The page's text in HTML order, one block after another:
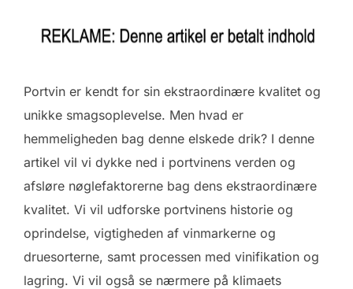
Portvin er kendt for sin ekstraordinære kvalitet og
unikke smagsoplevelse. Men hvad er
hemmeligheden bag denne elskede drik? I denne
artikel vil vi dykke ned i portvinens verden og
afsløre nøglefaktorerne bag dens ekstraordinære
kvalitet. Vi vil udforske portvinens historie og
oprindelse, vigtigheden af vinmarkerne og
druesorterne, samt processen med vinifikation og
lagring. Vi vil også se nærmere på klimaets